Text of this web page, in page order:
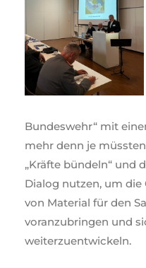
Bundeswehr“ mit
mehr denn je
„Kräfte bündeln“ und
Dialog nutzen, um
von Material für den
voranzubringen und
weiterzuentwickeln.